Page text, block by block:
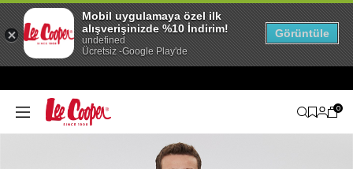
0
Mobil uygulamaya özel ilk
alışverişinizde %10 İndirim!
undefined
Ücretsiz -Google Play'de
Görüntüle